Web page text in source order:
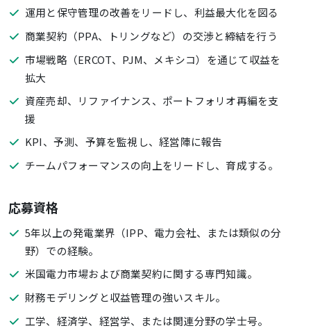
運用と保守管理の改善をリードし、利益最大化を図る
商業契約（PPA、トリングなど）の交渉と締結を行う
市場戦略（ERCOT、PJM、メキシコ）を通じて収益を
拡大
資産売却、リファイナンス、ポートフォリオ再編を支
援
KPI、予測、予算を監視し、経営陣に報告
チームパフォーマンスの向上をリードし、育成する。
応募資格
5年以上の発電業界（IPP、電力会社、または類似の分
野）での経験。
米国電力市場および商業契約に関する専門知識。
財務モデリングと収益管理の強いスキル。
工学、経済学、経営学、または関連分野の学士号。